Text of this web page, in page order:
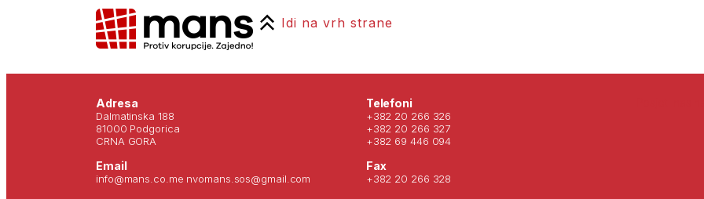
Idi na vrh strane
Adresa
Dalmatinska 188
81000 Podgorica
CRNA GORA
Email
info@mans.co.me nvomans.sos@gmail.com
Telefoni
+382 20 266 326
+382 20 266 327
+382 69 446 094
Fax
+382 20 266 328